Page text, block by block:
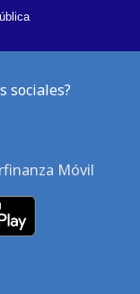
sociales?
Móvil